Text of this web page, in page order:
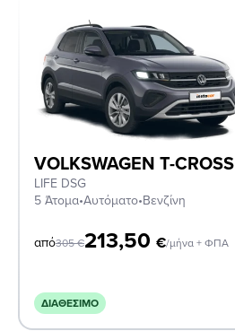
VOLKSWAGEN T-CROSS
LIFE DSG
5 Άτομα•Αυτόματο•Βενζίνη
από305€213,50 €/μήνα + ΦΠΑ
ΔΙΑΘΈΣΙΜΟ